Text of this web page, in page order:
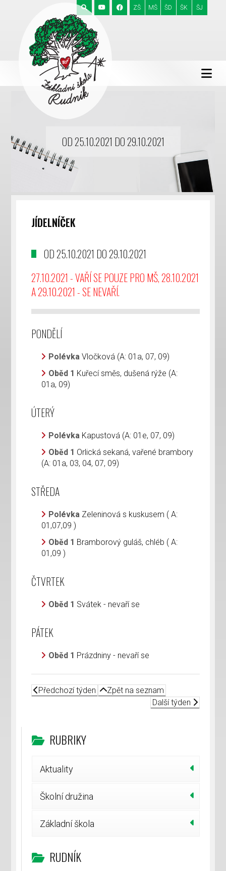
ZŠ MŠ ŠD ŠK ŠJ
OD 25.10.2021 DO 29.10.2021
JÍDELNÍČEK
OD 25.10.2021 DO 29.10.2021
27.10.2021 - VAŘÍ SE POUZE PRO MŠ, 28.10.2021
A 29.10.2021 - SE NEVAŘÍ.
PONDĚLÍ
PolévkaVločková (A: 01a, 07, 09)
Oběd 1 Kuřecí směs, dušená rýže (A:
01a, 09)
ÚTERÝ
Polévka Kapustová (A: 01e, 07, 09)
Oběd 1 Orlická sekaná, vařené brambory
(A: 01a, 03, 04, 07, 09)
STŘEDA
Polévka Zeleninová s kuskusem ( A:
01,07,09 )
Oběd 1 Bramborový guláš, chléb ( A:
01,09 )
ČTVRTEK
Oběd 1 Svátek - nevaří se
PÁTEK
Oběd 1 Prázdniny - nevaří se
Předchozí týden
Zpět na seznam
Další týden
RUBRIKY
Aktuality
Školní družina
Základní škola
RUDNÍK